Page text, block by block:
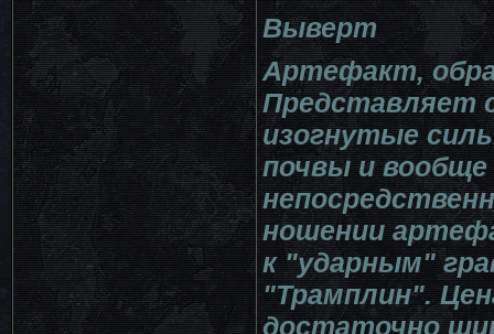
Выверт
Артефакт,
Представляет
изогнутые
почвы и вообще
ношении
к "ударным"
"Трамплин".
достаточно